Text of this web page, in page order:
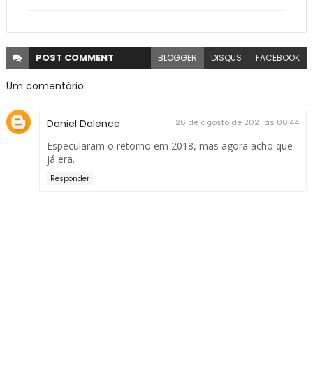
POST COMMENT BLOGGER DISQUS FACEBOOK
Um comentário:
Daniel Dalence 26 de agosto de 2021 às 00:44
Especularam o retorno em 2018, mas agora acho que
já era.
Responder